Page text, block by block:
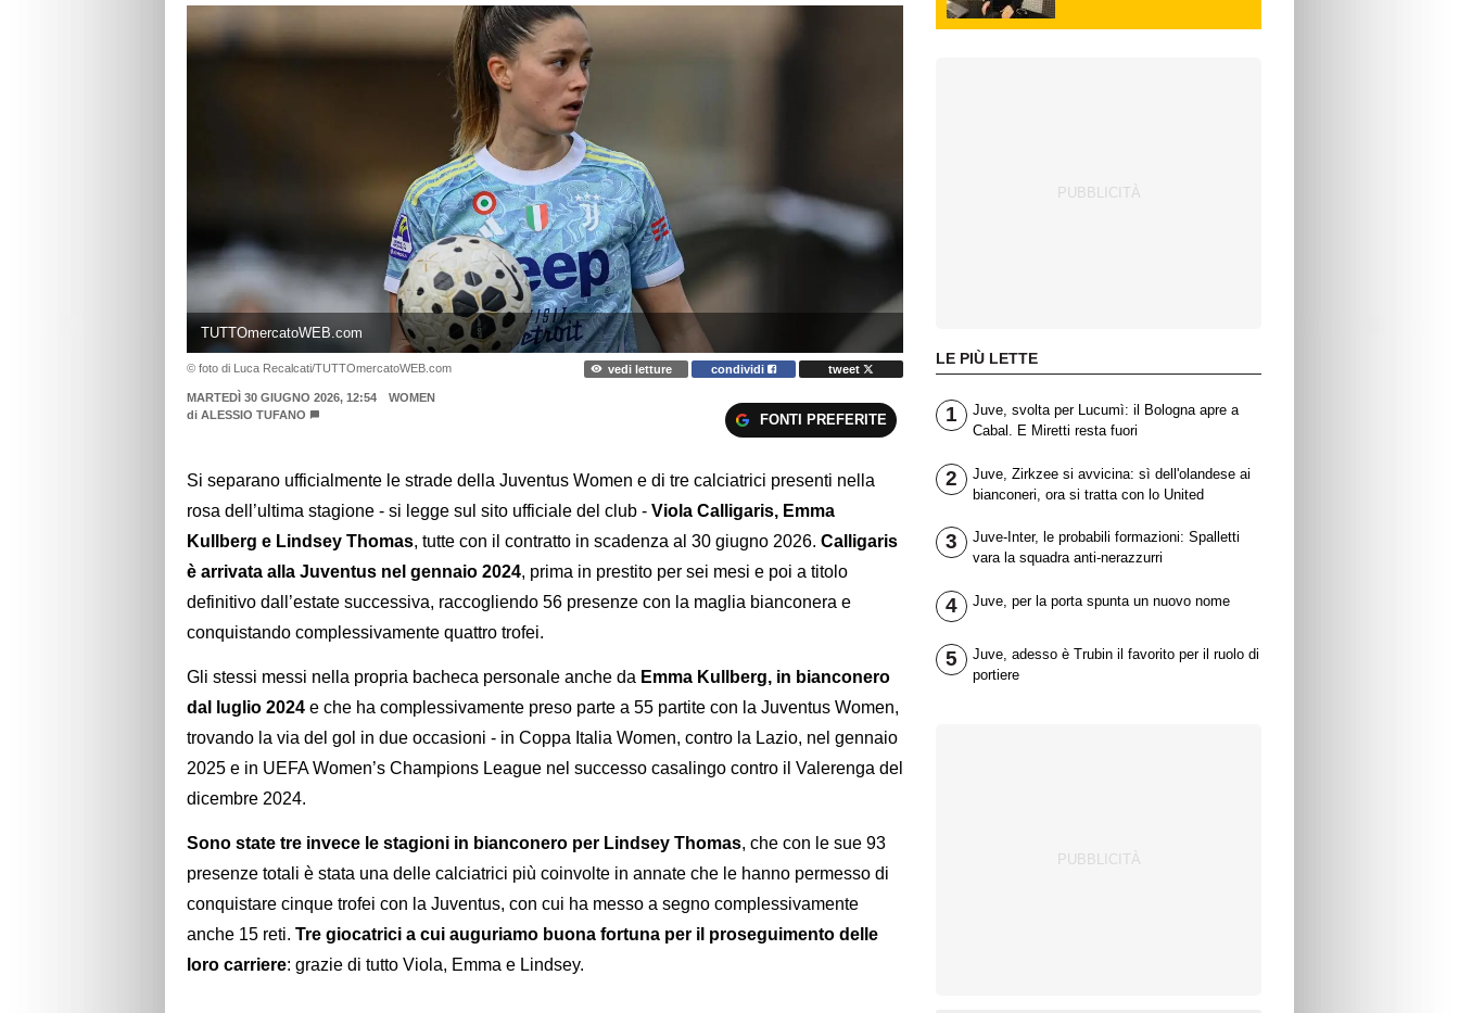
TUTTOmercatoWEB.com
© foto di Luca Recalcati/TUTTOmercatoWEB.com vedi letture condividi tweet
MARTEDÌ 30 GIUGNO 2026, 12:54
WOMEN
di ALESSIO TUFANO FONTI PREFERITE
Si separano ufficialmente le strade della Juventus Women e di tre calciatrici presenti nella
rosa dell’ultima stagione - si legge sul sito ufficiale del club - Viola Calligaris, Emma
Kullberg e Lindsey Thomas, tutte con il contratto in scadenza al 30 giugno 2026. Calligaris
è arrivata alla Juventus nel gennaio 2024, prima in prestito per sei mesi e poi a titolo
definitivo dall’estate successiva, raccogliendo 56 presenze con la maglia bianconera e
conquistando complessivamente quattro trofei.
Gli stessi messi nella propria bacheca personale anche da Emma Kullberg, in bianconero
dal luglio 2024 e che ha complessivamente preso parte a 55 partite con la Juventus Women,
trovando la via del gol in due occasioni - in Coppa Italia Women, contro la Lazio, nel gennaio
2025 e in UEFA Women’s Champions League nel successo casalingo contro il Valerenga del
dicembre 2024.
Sono state tre invece le stagioni in bianconero per Lindsey Thomas, che con le sue 93
presenze totali è stata una delle calciatrici più coinvolte in annate che le hanno permesso di
conquistare cinque trofei con la Juventus, con cui ha messo a segno complessivamente
anche 15 reti. Tre giocatrici a cui auguriamo buona fortuna per il proseguimento delle
loro carriere: grazie di tutto Viola, Emma e Lindsey.
LE PIÙ LETTE
1
Juve, svolta per Lucumì: il Bologna apre a
Cabal. E Miretti resta fuori
2
Juve, Zirkzee si avvicina: sì dell'olandese ai
bianconeri, ora si tratta con lo United
3
Juve-Inter, le probabili formazioni: Spalletti
vara la squadra anti-nerazzurri
4 Juve, per la porta spunta un nuovo nome
5
Juve, adesso è Trubin il favorito per il ruolo di
portiere